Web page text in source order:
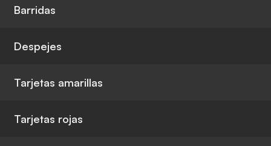
Barridas
Despejes
Tarjetas amarillas
Tarjetas rojas